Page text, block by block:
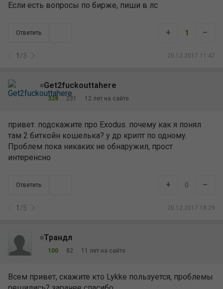
Если есть вопросы по бирже, пиши в лс
Ответить
1 /3 20.12.2017 11:47
+ 1 –
Get2fuckouttahere
328 231 12 лет на сайте
привет. подскажите про Exodus. почему как я понял
там 2 биткойн кошелька? у др крипт по одному.
Проблем пока никаких не обнаружил, прост
интеренсно
Ответить
1 /5 20.12.2017 18:29
+ 0 –
Трандл
100 82 11 лет на сайте
Всем привет, скажите кто Lykke пользуется, проблемы